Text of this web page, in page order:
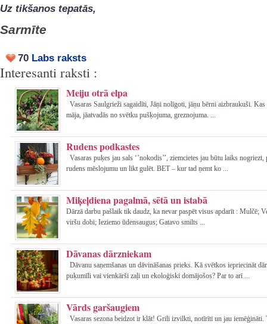
Uz tikšanos tepatās,
Sarmīte
70 Labs raksts
Interesanti raksti :
Meiju otrā elpa
Vasaras Saulgrieži sagaidīti, Jāņi nolīgoti, jāņu bērni aizbraukuši. Kas
māja, jāatvadās no svētku pušķojuma, greznojuma. ...
Rudens podkastes
Vasaras puķes jau sals ‘’nokodis’’, ziemcietes jau būtu laiks nogriezt,
rudens mēslojumu un likt gulēt. BET – kur tad ņemt ko ...
Miķeļdiena pagalmā, sētā un istabā
Dārzā darbu pašlaik tik daudz, ka nevar paspēt visus apdarīt : Mulčē;
viršu dobi; Ieziemo ūdensaugus; Gatavo smilts ...
Dāvanas dārzniekam
Dāvanu saņemšanas un dāvināšanas prieks. Kā svētkos iepriecināt
puķumīli vai vienkārši zaļi un ekoloģiski domājošos? Par to arī ...
Vārds garšaugiem
Vasaras sezona beidzot ir klāt! Grili izvilkti, notīrīti un jau iemēģināti.